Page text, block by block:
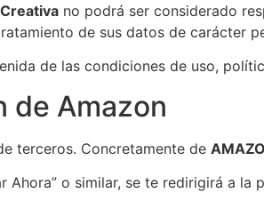
no podrá ser considerado
de sus datos de carácter
de las condiciones de uso,
de Amazon
terceros. Concretamente de
Ahora” o similar, se te redirigirá a